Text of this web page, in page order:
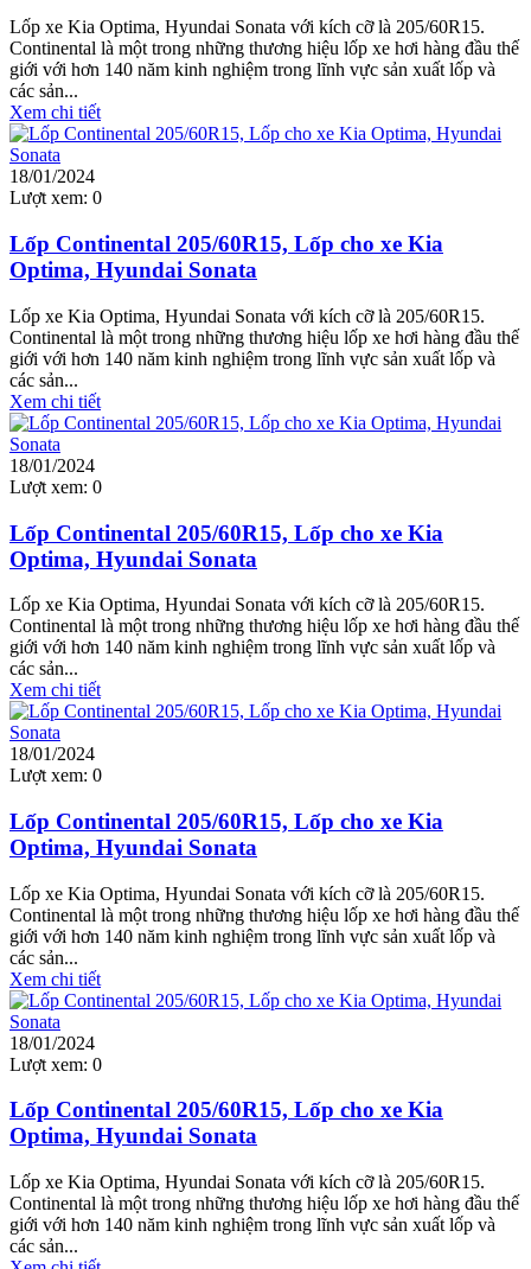
Lốp xe Kia Optima, Hyundai Sonata với kích cỡ là 205/60R15.
Continental là một trong những thương hiệu lốp xe hơi hàng đầu thế
giới với hơn 140 năm kinh nghiệm trong lĩnh vực sản xuất lốp và
các sản...
Xem chi tiết
18/01/2024
Lượt xem: 0
Lốp Continental 205/60R15, Lốp cho xe Kia
Optima, Hyundai Sonata
Lốp xe Kia Optima, Hyundai Sonata với kích cỡ là 205/60R15.
Continental là một trong những thương hiệu lốp xe hơi hàng đầu thế
giới với hơn 140 năm kinh nghiệm trong lĩnh vực sản xuất lốp và
các sản...
Xem chi tiết
18/01/2024
Lượt xem: 0
Lốp Continental 205/60R15, Lốp cho xe Kia
Optima, Hyundai Sonata
Lốp xe Kia Optima, Hyundai Sonata với kích cỡ là 205/60R15.
Continental là một trong những thương hiệu lốp xe hơi hàng đầu thế
giới với hơn 140 năm kinh nghiệm trong lĩnh vực sản xuất lốp và
các sản...
Xem chi tiết
18/01/2024
Lượt xem: 0
Lốp Continental 205/60R15, Lốp cho xe Kia
Optima, Hyundai Sonata
Lốp xe Kia Optima, Hyundai Sonata với kích cỡ là 205/60R15.
Continental là một trong những thương hiệu lốp xe hơi hàng đầu thế
giới với hơn 140 năm kinh nghiệm trong lĩnh vực sản xuất lốp và
các sản...
Xem chi tiết
18/01/2024
Lượt xem: 0
Lốp Continental 205/60R15, Lốp cho xe Kia
Optima, Hyundai Sonata
Lốp xe Kia Optima, Hyundai Sonata với kích cỡ là 205/60R15.
Continental là một trong những thương hiệu lốp xe hơi hàng đầu thế
giới với hơn 140 năm kinh nghiệm trong lĩnh vực sản xuất lốp và
các sản...